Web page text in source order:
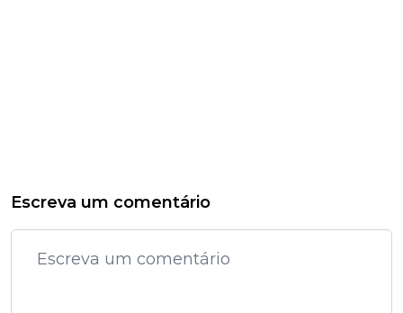
Escreva um comentário